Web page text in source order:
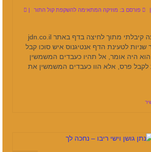
| פורסם ב: מוזיקה המתאימה להשקפת קול התור
|
את קוד ההטמעה קיבלתי מתוך לחיצה בדף באתר jdn.co.il
לטעינת הדף אנטיגנוס איש סוכו קבל
היה אומר, אל תהיו כעבדים המשמשין
פרס, אלא הוו כעבדים המשמשין את